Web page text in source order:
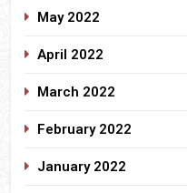
May 2022
April 2022
March 2022
February 2022
January 2022